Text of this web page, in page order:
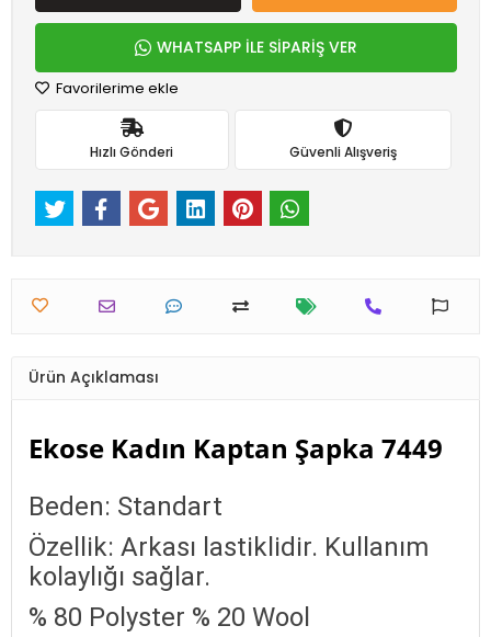
WHATSAPP İLE SİPARİŞ VER
Favorilerime ekle
Hızlı Gönderi Güvenli Alışveriş
Ürün Açıklaması
Ekose Kadın Kaptan Şapka 7449
Beden: Standart
Özellik: Arkası lastiklidir. Kullanım
kolaylığı sağlar.
% 80 Polyster % 20 Wool